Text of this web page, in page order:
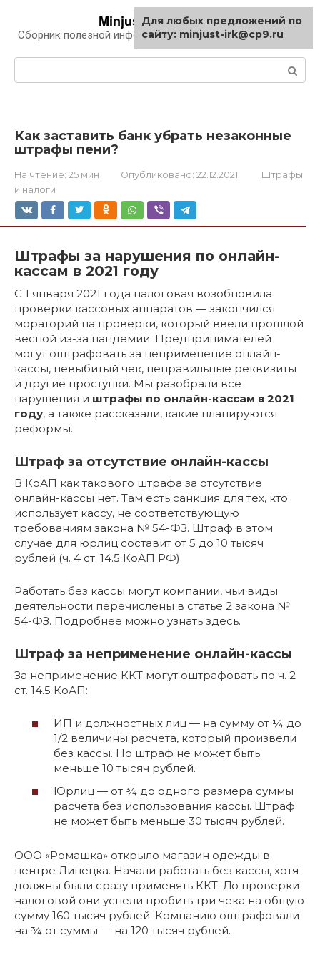
контенту
Minjust-irk.ru
Сборник полезной информации про автомобили
Как заставить банк убрать незаконные
штрафы пени?
На чтение: 25 мин Опубликовано: 22.12.2021
Штрафы
и налоги
Штрафы за нарушения по онлайн-
кассам в 2021 году
С 1 января 2021 года налоговая возобновила
проверки кассовых аппаратов — закончился
мораторий на проверки, который ввели прошлой
весной из-за пандемии. Предпринимателей
могут оштрафовать за неприменение онлайн-
кассы, невыбитый чек, неправильные реквизиты
и другие проступки. Мы разобрали все
нарушения и штрафы по онлайн-кассам в 2021
году, а также рассказали, какие планируются
реформы.
Штраф за отсутствие онлайн-кассы
В КоАП как такового штрафа за отсутствие
онлайн-кассы нет. Там есть санкция для тех, кто
использует кассу, не соответствующую
требованиям закона № 54-ФЗ. Штраф в этом
случае для юрлиц составит от 5 до 10 тысяч
рублей (ч. 4 ст. 14.5 КоАП РФ).
Работать без кассы могут компании, чьи виды
деятельности перечислены в статье 2 закона №
54-ФЗ. Подробнее можно узнать здесь.
Штраф за неприменение онлайн-кассы
За неприменение ККТ могут оштрафовать по ч. 2
ст. 14.5 КоАП:
ИП и должностных лиц — на сумму от ¼ до
1/2 величины расчета, который произвели
без кассы. Но штраф не может быть
меньше 10 тысяч рублей.
Юрлиц — от ¾ до одного размера суммы
расчета без использования кассы. Штраф
не может быть меньше 30 тысяч рублей.
ООО «Ромашка» открыло магазин одежды в
центре Липецка. Начали работать без кассы, хотя
должны были сразу применять ККТ. До проверки
налоговой они успели пробить три чека на общую
сумму 160 тысяч рублей. Компанию оштрафовали
на ¾ от суммы — на 120 тысяч рублей.
Для любых предложений по
сайту: minjust-irk@cp9.ru